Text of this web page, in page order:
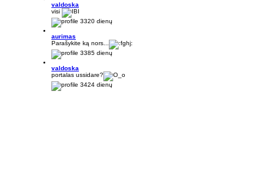
valdoska
visi
3320 dienų
aurimas
Parašykite ką nors...
3385 dienų
valdoska
portalas ussidare?
3424 dienų